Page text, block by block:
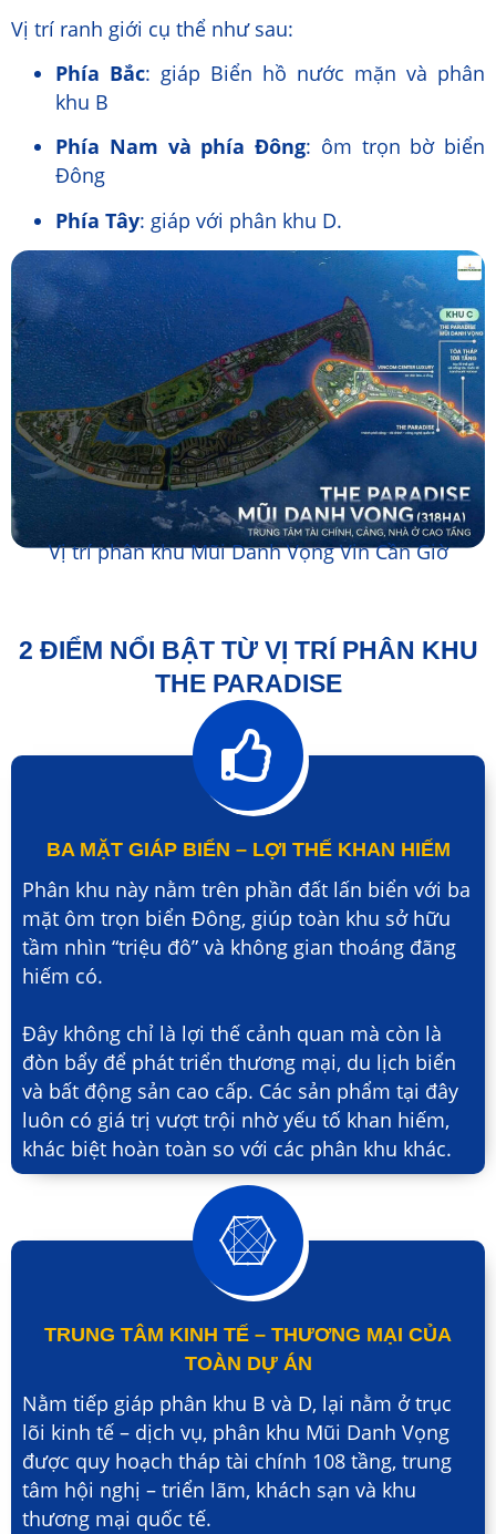
Vị trí ranh giới cụ thể như sau:
Phía Bắc: giáp Biển hồ nước mặn và phân
khu B
Phía Nam và phía Đông: ôm trọn bờ biển
Đông
Phía Tây: giáp với phân khu D.
Vị trí phân khu Mũi Danh Vọng Vin Cần Giờ
2 ĐIỂM NỔI BẬT TỪ VỊ TRÍ PHÂN KHU
THE PARADISE
BA MẶT GIÁP BIỂN – LỢI THẾ KHAN HIẾM
Phân khu này nằm trên phần đất lấn biển với ba
mặt ôm trọn biển Đông, giúp toàn khu sở hữu
tầm nhìn “triệu đô” và không gian thoáng đãng
hiếm có.
Đây không chỉ là lợi thế cảnh quan mà còn là
đòn bẩy để phát triển thương mại, du lịch biển
và bất động sản cao cấp. Các sản phẩm tại đây
luôn có giá trị vượt trội nhờ yếu tố khan hiếm,
khác biệt hoàn toàn so với các phân khu khác.
TRUNG TÂM KINH TẾ – THƯƠNG MẠI CỦA
TOÀN DỰ ÁN
Nằm tiếp giáp phân khu B và D, lại nằm ở trục
lõi kinh tế – dịch vụ, phân khu Mũi Danh Vọng
được quy hoạch tháp tài chính 108 tầng, trung
tâm hội nghị – triển lãm, khách sạn và khu
thương mại quốc tế.